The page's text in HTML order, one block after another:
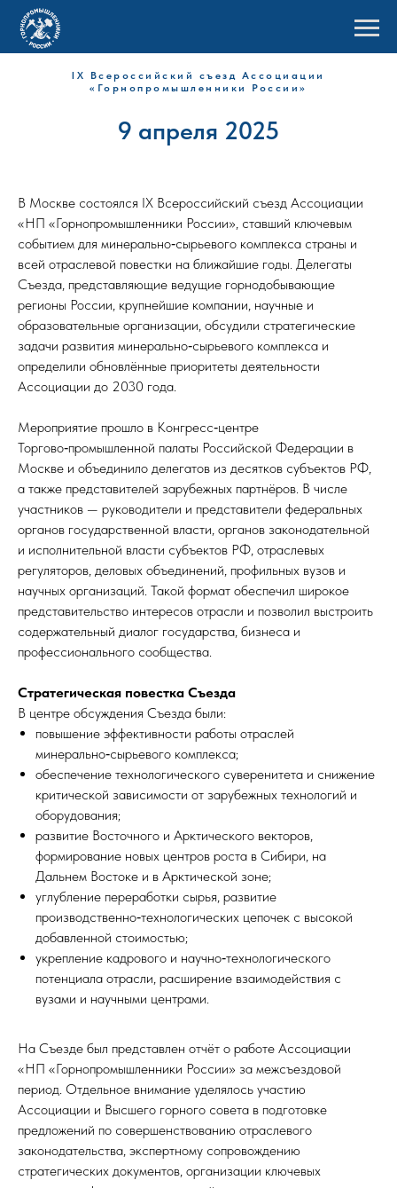
IX Всероссийский съезд Ассоциации
«Горнопромышленники России»
9 апреля 2025
В Москве состоялся IX Всероссийский съезд Ассоциации
«НП «Горнопромышленники России», ставший ключевым
событием для минерально‑сырьевого комплекса страны и
всей отраслевой повестки на ближайшие годы. Делегаты
Съезда, представляющие ведущие горнодобывающие
регионы России, крупнейшие компании, научные и
образовательные организации, обсудили стратегические
задачи развития минерально‑сырьевого комплекса и
определили обновлённые приоритеты деятельности
Ассоциации до 2030 года.
Мероприятие прошло в Конгресс‑центре
Торгово‑промышленной палаты Российской Федерации в
Москве и объединило делегатов из десятков субъектов РФ,
а также представителей зарубежных партнёров. В числе
участников — руководители и представители федеральных
органов государственной власти, органов законодательной
и исполнительной власти субъектов РФ, отраслевых
регуляторов, деловых объединений, профильных вузов и
научных организаций. Такой формат обеспечил широкое
представительство интересов отрасли и позволил выстроить
содержательный диалог государства, бизнеса и
профессионального сообщества.
Стратегическая повестка Съезда
В центре обсуждения Съезда были:
повышение эффективности работы отраслей
минерально‑сырьевого комплекса;
обеспечение технологического суверенитета и снижение
критической зависимости от зарубежных технологий и
оборудования;
развитие Восточного и Арктического векторов,
формирование новых центров роста в Сибири, на
Дальнем Востоке и в Арктической зоне;
углубление переработки сырья, развитие
производственно‑технологических цепочек с высокой
добавленной стоимостью;
укрепление кадрового и научно‑технологического
потенциала отрасли, расширение взаимодействия с
вузами и научными центрами.
На Съезде был представлен отчёт о работе Ассоциации
«НП «Горнопромышленники России» за межсъездовой
период. Отдельное внимание уделялось участию
Ассоциации и Высшего горного совета в подготовке
предложений по совершенствованию отраслевого
законодательства, экспертному сопровождению
стратегических документов, организации ключевых